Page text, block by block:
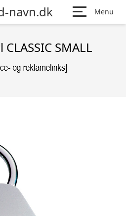
navn.dk Menu
SMALL